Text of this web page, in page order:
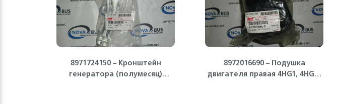
8971724150 – Кронштейн
генератора (полумесяц)
8972016690 – Подушка
двигателя правая 4HG1, 4HG1-